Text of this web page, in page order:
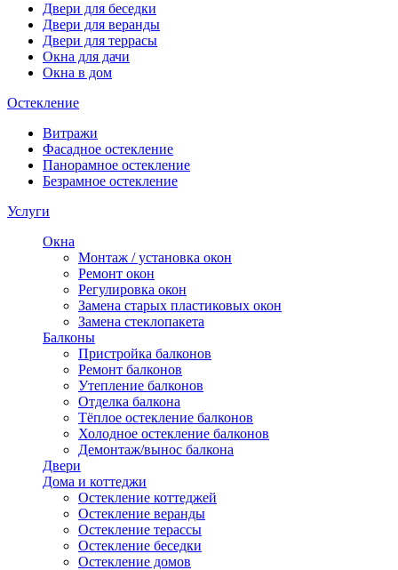
Двери для беседки
Двери для веранды
Двери для террасы
Окна для дачи
Окна в дом
Остекление
Витражи
Фасадное остекление
Панорамное остекление
Безрамное остекление
Услуги
Окна
Монтаж / установка окон
Ремонт окон
Регулировка окон
Замена старых пластиковых окон
Замена стеклопакета
Балконы
Пристройка балконов
Ремонт балконов
Утепление балконов
Отделка балкона
Тёплое остекление балконов
Холодное остекление балконов
Демонтаж/вынос балкона
Двери
Дома и коттеджи
Остекление коттеджей
Остекление веранды
Остекление терассы
Остекление беседки
Остекление домов